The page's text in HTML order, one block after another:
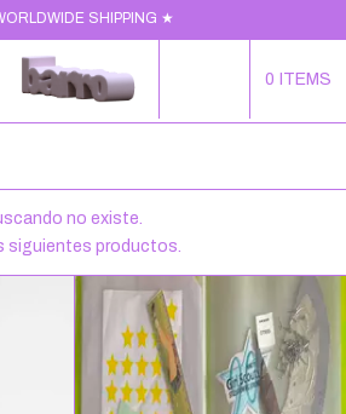
SHIPPING ★
0 ITEMS
no existe.
siguientes productos.